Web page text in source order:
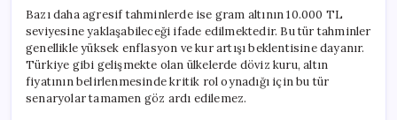
Bazı daha agresif tahminlerde ise gram altının 10.000 TL
seviyesine yaklaşabileceği ifade edilmektedir. Bu tür tahminler
genellikle yüksek enflasyon ve kur artışı beklentisine dayanır.
Türkiye gibi gelişmekte olan ülkelerde döviz kuru, altın
fiyatının belirlenmesinde kritik rol oynadığı için bu tür
senaryolar tamamen göz ardı edilemez.